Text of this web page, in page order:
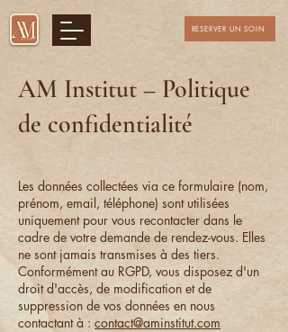
RESERVER UN SOIN
AM Institut – Politique
de confidentialité
Les données collectées via ce formulaire (nom,
prénom, email, téléphone) sont utilisées
uniquement pour vous recontacter dans le
cadre de votre demande de rendez-vous. Elles
ne sont jamais transmises à des tiers.
Conformément au RGPD, vous disposez d'un
droit d'accès, de modification et de
suppression de vos données en nous
contactant à : contact@aminstitut.com